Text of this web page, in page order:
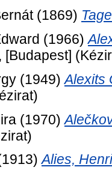
(1869)
(1966)
, [Budapest]
(1949)Alexits
(1970)
Alies,